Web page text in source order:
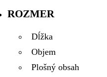
ROZMER
Dĺžka
Objem
Plošný obsah